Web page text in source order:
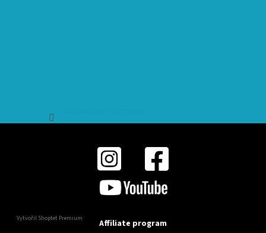
Vytvořil Shoptet Premium Affiliate program